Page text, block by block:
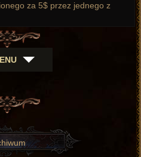
za 5$ przez jednego z